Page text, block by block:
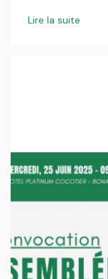
Lire la suite